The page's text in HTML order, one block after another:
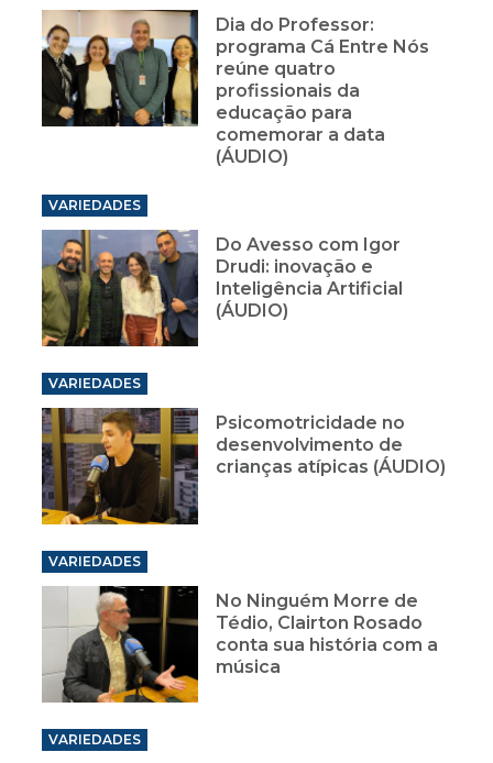
Dia do Professor:
programa Cá Entre Nós
reúne quatro
profissionais da
educação para
comemorar a data
(ÁUDIO)
VARIEDADES
Do Avesso com Igor
Drudi: inovação e
Inteligência Artificial
(ÁUDIO)
VARIEDADES
Psicomotricidade no
desenvolvimento de
crianças atípicas (ÁUDIO)
VARIEDADES
No Ninguém Morre de
Tédio, Clairton Rosado
conta sua história com a
música
VARIEDADES